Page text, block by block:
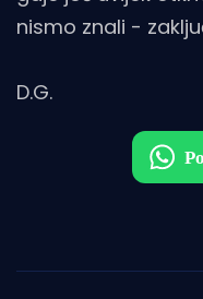
nismo znali -
D.G.